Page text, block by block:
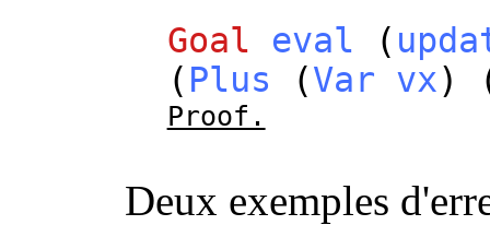
Goal eval (
( Plus (Var vx)
Proof.
Deux exemples